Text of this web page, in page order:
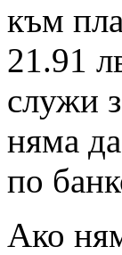
към
21.91
служи
няма
по
Ако